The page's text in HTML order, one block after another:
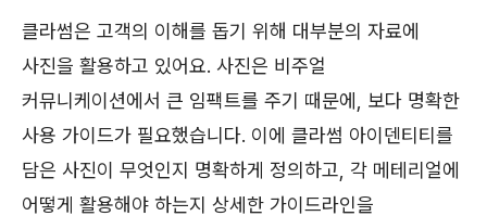
클라썸은 고객의 이해를 돕기 위해 대부분의 자료에
사진을 활용하고 있어요. 사진은 비주얼
커뮤니케이션에서 큰 임팩트를 주기 때문에, 보다 명확한
사용 가이드가 필요했습니다. 이에 클라썸 아이덴티티를
담은 사진이 무엇인지 명확하게 정의하고, 각 메테리얼에
어떻게 활용해야 하는지 상세한 가이드라인을